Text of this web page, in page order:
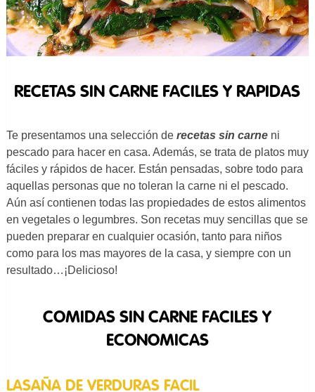
RECETAS SIN CARNE FACILES Y RAPIDAS
Te presentamos una selección de recetas sin carneni
pescado para hacer en casa. Además, se trata de platos muy
fáciles y rápidos de hacer. Están pensadas, sobre todo para
aquellas personas que no toleran la carne ni el pescado.
Aún así contienen todas las propiedades de estos alimentos
en vegetales o legumbres. Son recetas muy sencillas que se
pueden preparar en cualquier ocasión, tanto para niños
como para los mas mayores de la casa, y siempre con un
resultado…¡Delicioso!
COMIDAS SIN CARNE FACILES Y
ECONOMICAS
LASAÑA DE VERDURAS FACIL